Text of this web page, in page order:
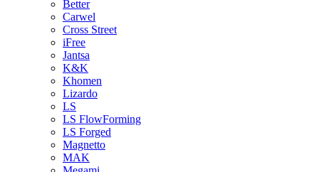
Better
Carwel
Cross Street
iFree
Jantsa
K&K
Khomen
Lizardo
LS
LS FlowForming
LS Forged
Magnetto
MAK